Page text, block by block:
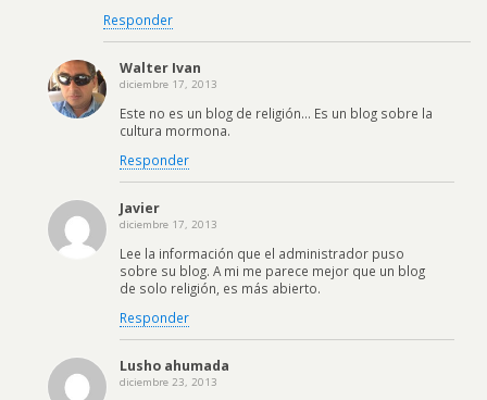
Responder
Walter Ivan
diciembre 17, 2013
Este no es un blog de religión… Es un blog sobre la
cultura mormona.
Responder
Javier
diciembre 17, 2013
Lee la información que el administrador puso
sobre su blog. A mi me parece mejor que un blog
de solo religión, es más abierto.
Responder
Lusho ahumada
diciembre 23, 2013